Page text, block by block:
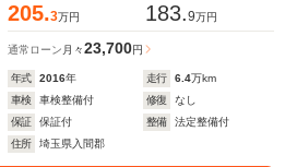
205.3万円 183.9万円
通常ローン 月々23,700円
年式 2016年 走行 6.4万km
車検
車検整備付 修復
なし
保証
保証付 整備
法定整備付
住所
埼玉県入間郡